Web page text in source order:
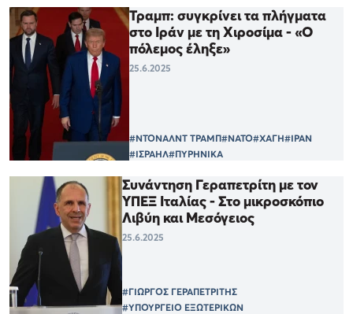
Τραμπ: συγκρίνει τα πλήγματα
στο Ιράν με τη Χιροσίμα - «Ο
πόλεμος έληξε»
25.6.2025
#ΝΤΟΝΑΛΝΤ ΤΡΑΜΠ#ΝΑΤΟ#ΧΑΓΗ#ΙΡΑΝ
#ΙΣΡΑΗΛ#ΠΥΡΗΝΙΚΑ
Συνάντηση Γεραπετρίτη με τον
ΥΠΕΞ Ιταλίας - Στο μικροσκόπιο
Λιβύη και Μεσόγειος
25.6.2025
#ΓΙΩΡΓΟΣ ΓΕΡΑΠΕΤΡΙΤΗΣ
#ΥΠΟΥΡΓΕΙΟ ΕΞΩΤΕΡΙΚΩΝ